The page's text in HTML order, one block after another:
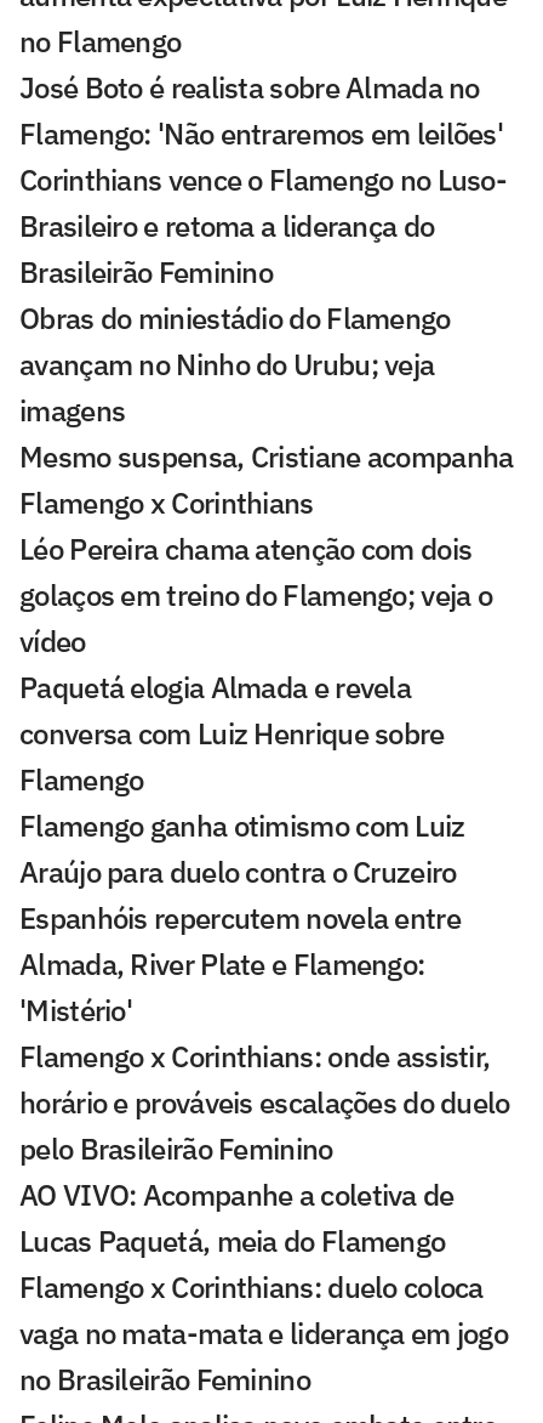
no Flamengo
José Boto é realista sobre Almada no
Flamengo: 'Não entraremos em leilões'
Corinthians vence o Flamengo no Luso-
Brasileiro e retoma a liderança do
Brasileirão Feminino
Obras do miniestádio do Flamengo
avançam no Ninho do Urubu; veja
imagens
Mesmo suspensa, Cristiane acompanha
Flamengo x Corinthians
Léo Pereira chama atenção com dois
golaços em treino do Flamengo; veja o
vídeo
Paquetá elogia Almada e revela
conversa com Luiz Henrique sobre
Flamengo
Flamengo ganha otimismo com Luiz
Araújo para duelo contra o Cruzeiro
Espanhóis repercutem novela entre
Almada, River Plate e Flamengo:
'Mistério'
Flamengo x Corinthians: onde assistir,
horário e prováveis escalações do duelo
pelo Brasileirão Feminino
AO VIVO: Acompanhe a coletiva de
Lucas Paquetá, meia do Flamengo
Flamengo x Corinthians: duelo coloca
vaga no mata-mata e liderança em jogo
no Brasileirão Feminino